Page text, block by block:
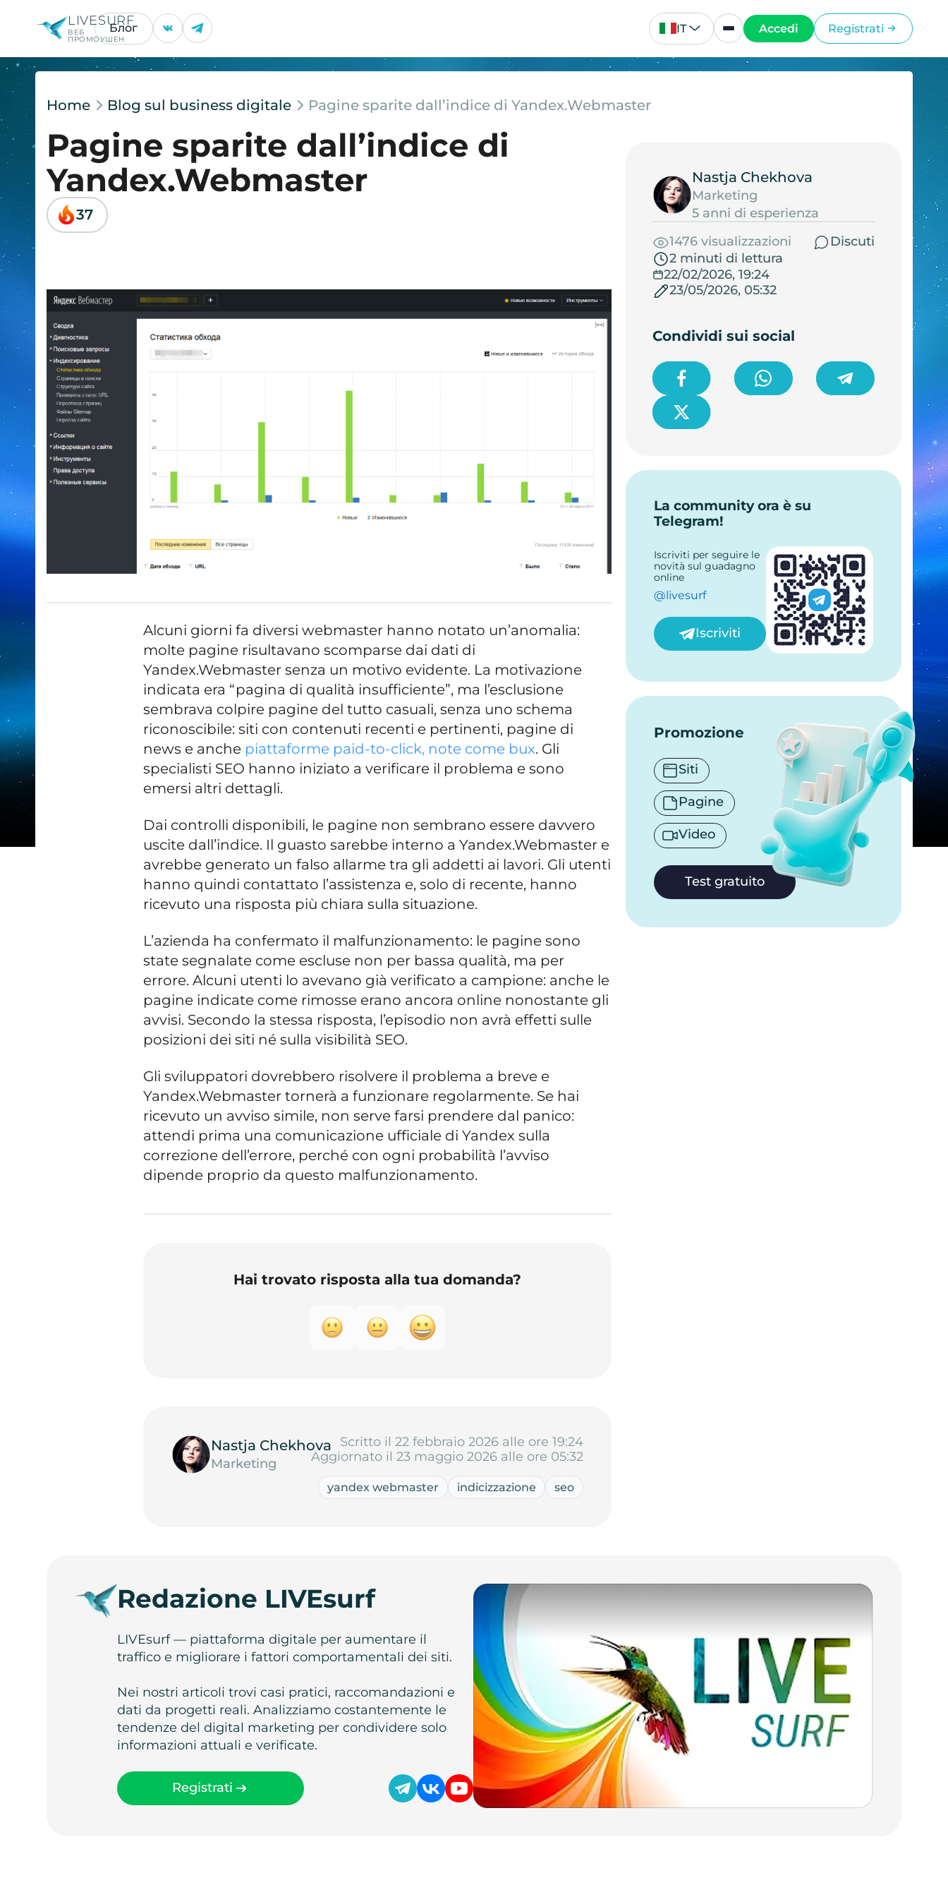
LIVESURF
ВЕБ
ПРОМОУШЕН
Блог IT Accedi Registrati
Home Blog sul business digitale Pagine sparite dall’indice di Yandex.Webmaster
Pagine sparite dall’indice di
Yandex.Webmaster
37
Alcuni giorni fa diversi webmaster hanno notato un’anomalia:
molte pagine risultavano scomparse dai dati di
Yandex.Webmaster senza un motivo evidente. La motivazione
indicata era “pagina di qualità insufficiente”, ma l’esclusione
sembrava colpire pagine del tutto casuali, senza uno schema
riconoscibile: siti con contenuti recenti e pertinenti, pagine di
news e anche piattaforme paid-to-click, note come bux. Gli
specialisti SEO hanno iniziato a verificare il problema e sono
emersi altri dettagli.
Dai controlli disponibili, le pagine non sembrano essere davvero
uscite dall’indice. Il guasto sarebbe interno a Yandex.Webmaster e
avrebbe generato un falso allarme tra gli addetti ai lavori. Gli utenti
hanno quindi contattato l’assistenza e, solo di recente, hanno
ricevuto una risposta più chiara sulla situazione.
L’azienda ha confermato il malfunzionamento: le pagine sono
state segnalate come escluse non per bassa qualità, ma per
errore. Alcuni utenti lo avevano già verificato a campione: anche le
pagine indicate come rimosse erano ancora online nonostante gli
avvisi. Secondo la stessa risposta, l’episodio non avrà effetti sulle
posizioni dei siti né sulla visibilità SEO.
Gli sviluppatori dovrebbero risolvere il problema a breve e
Yandex.Webmaster tornerà a funzionare regolarmente. Se hai
ricevuto un avviso simile, non serve farsi prendere dal panico:
attendi prima una comunicazione ufficiale di Yandex sulla
correzione dell’errore, perché con ogni probabilità l’avviso
dipende proprio da questo malfunzionamento.
Hai trovato risposta alla tua domanda?
Nastja Chekhova
Marketing
Scritto il 22 febbraio 2026 alle ore 19:24
Aggiornato il 23 maggio 2026 alle ore 05:32
yandex webmaster indicizzazione seo
Nastja Chekhova
Marketing
5 anni di esperienza
1476 visualizzazioni
Discuti
2 minuti di lettura
22/02/2026, 19:24
23/05/2026, 05:32
Condividi sui social
La community ora è su
Telegram!
Iscriviti per seguire le
novità sul guadagno
online
@livesurf
Iscriviti
Promozione
Siti
Pagine
Video
Test gratuito
Redazione LIVEsurf
LIVEsurf — piattaforma digitale per aumentare il
traffico e migliorare i fattori comportamentali dei siti.
Nei nostri articoli trovi casi pratici, raccomandazioni e
dati da progetti reali. Analizziamo costantemente le
tendenze del digital marketing per condividere solo
informazioni attuali e verificate.
Registrati